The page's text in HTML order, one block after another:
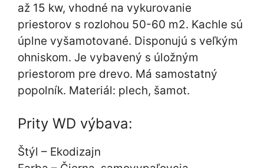
až 15 kw, vhodné na vykurovanie
priestorov s rozlohou 50-60 m2. Kachle sú
úplne vyšamotované. Disponujú s veľkým
ohniskom. Je vybavený s úložným
priestorom pre drevo. Má samostatný
popolník. Materiál: plech, šamot.
Prity WD výbava:
Štýl – Ekodizajn